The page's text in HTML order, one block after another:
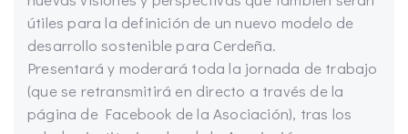
útiles para la definición de un nuevo modelo de
desarrollo sostenible para Cerdeña.
Presentará y moderará toda la jornada de trabajo
(que se retransmitirá en directo a través de la
página de Facebook de la Asociación), tras los